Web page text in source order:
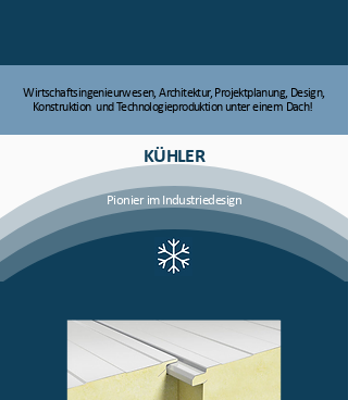
Wirtschaftsingenieurwesen, Architektur, Projektplanung, Design,
Konstruktion und Technologieproduktion unter einem Dach!
KÜHLER
Pionier im Industriedesign